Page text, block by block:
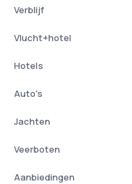
Verblijf
Vlucht+hotel
Hotels
Auto's
Jachten
Veerboten
Aanbiedingen